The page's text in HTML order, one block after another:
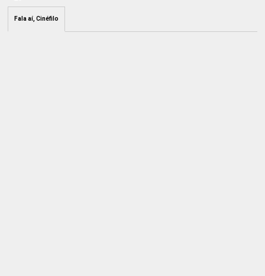
Fala aí, Cinéfilo